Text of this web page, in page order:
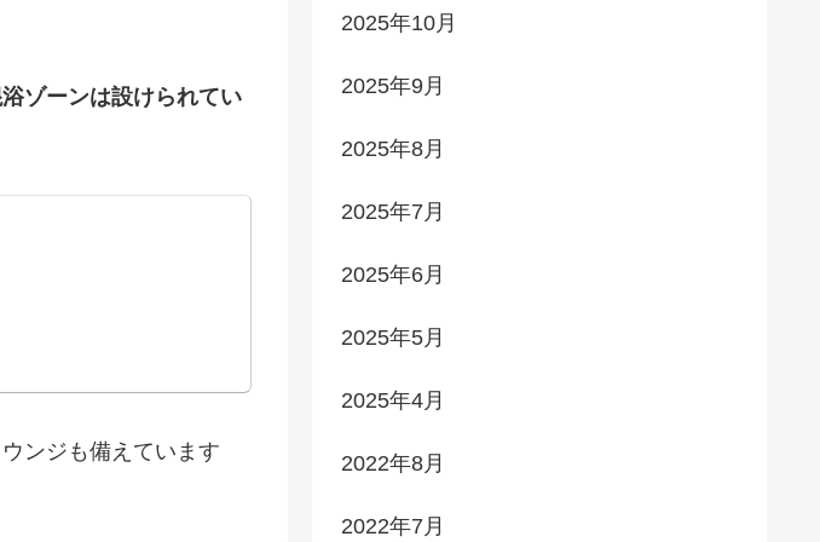
ゾーンは設けられてい
ンジも備えています
2025年10月
2025年9月
2025年8月
2025年7月
2025年6月
2025年5月
2025年4月
2022年8月
2022年7月